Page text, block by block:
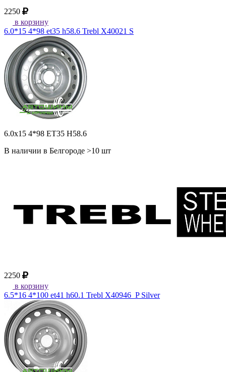
2250
в корзину
6.0*15 4*98 et35 h58.6 Trebl X40021 S
6.0x15 4*98 ET35 H58.6
В наличии в Белгороде >10 шт
2250
в корзину
6.5*16 4*100 et41 h60.1 Trebl X40946_P Silver